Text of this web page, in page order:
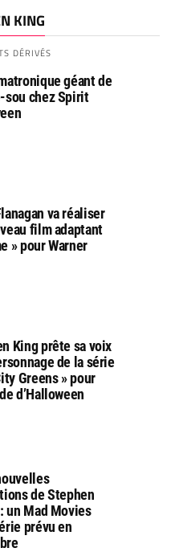
KING
DÉRIVÉS
géant de
sou chez Spirit
va réaliser
film adaptant
» pour Warner
King prête sa voix
de la série
Greens » pour
d’Halloween
de Stephen
un Mad Movies
prévu en